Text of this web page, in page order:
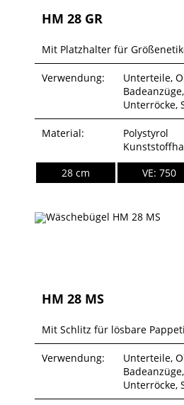
HM 28 GR
Mit Platzhalter für
Verwendung:
Unterteile,
Unterröcke,
Material:
Polystyrol
28 cm
VE: 750
HM 28 MS
Mit Schlitz für lösbare
Verwendung:
Unterteile,
Unterröcke,